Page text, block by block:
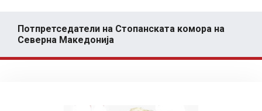
Потпретседатели на Стопанската комора на
Северна Македонија